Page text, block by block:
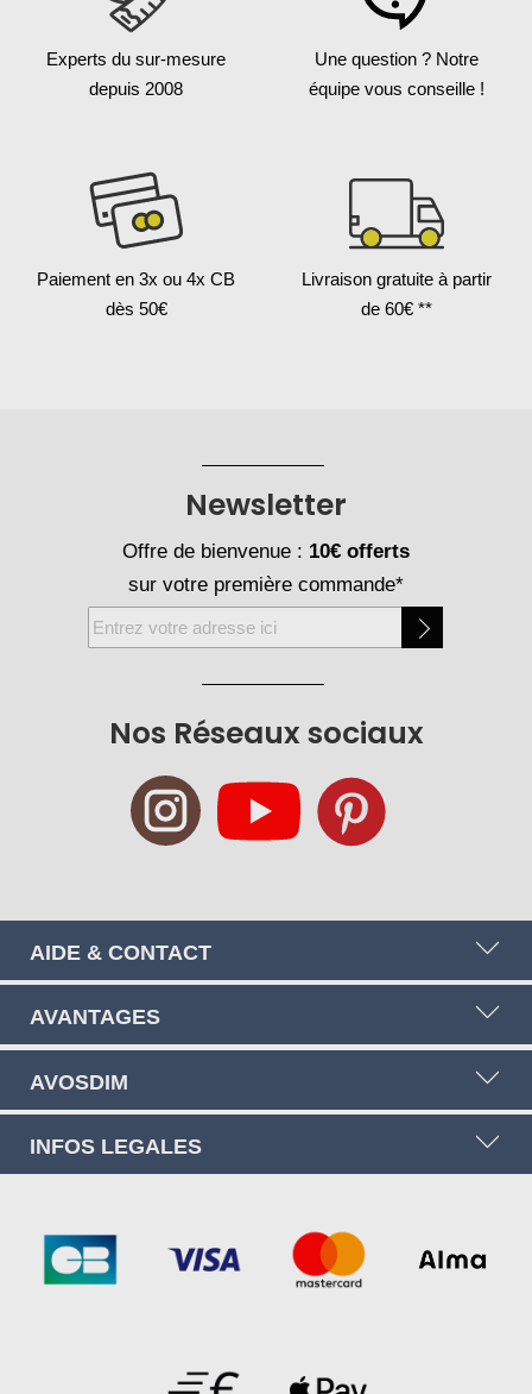
Experts du sur-mesure
depuis 2008
Une question ? Notre
équipe vous conseille !
Paiement en 3x ou 4x CB
dès 50€
Livraison gratuite à partir
de 60€ **
Nos Réseaux sociaux
Newsletter
Offre de bienvenue : 10€ offerts
sur votre première commande*
Inscription
à
AIDE & CONTACT
AVANTAGES
AVOSDIM
INFOS LEGALES